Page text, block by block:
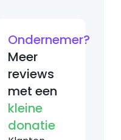
Ondernemer?
Meer
reviews
met een
kleine
donatie